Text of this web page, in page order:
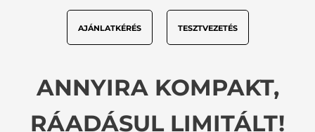
AJÁNLATKÉRÉS TESZTVEZETÉS
ANNYIRA KOMPAKT,
RÁADÁSUL LIMITÁLT!